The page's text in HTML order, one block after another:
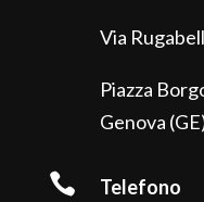
Via
Piazza
Genova

Telefono